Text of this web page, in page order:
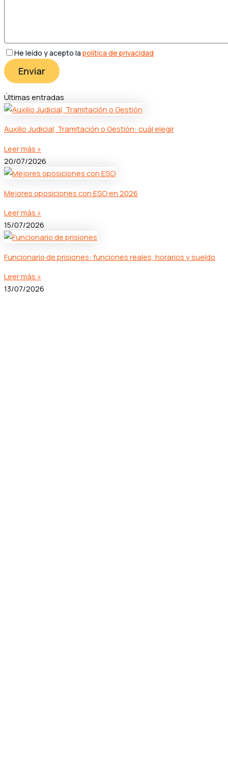
He leído y acepto la política de privacidad
Últimas entradas
Auxilio Judicial, Tramitación o Gestión: cuál elegir
Leer más »
20/07/2026
Mejores oposiciones con ESO en 2026
Leer más »
15/07/2026
Funcionario de prisiones: funciones reales, horarios y sueldo
Leer más »
13/07/2026